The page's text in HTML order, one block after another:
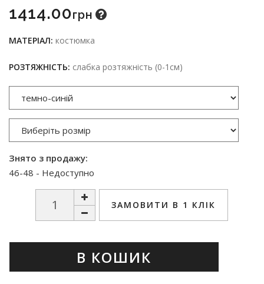
1414.00Грн
МАТЕРІАЛ: костюмка
РОЗТЯЖНІСТЬ: слабка розтяжність (0-1см)
Знято з продажу:
46-48 - Недоступно
ЗАМОВИТИ В 1 КЛІК
В КОШИК